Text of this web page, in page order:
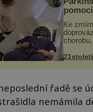
Ke
vhodný
řadě se
nemámila